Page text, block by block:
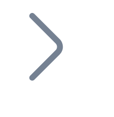
Bitnovo
dans votre entreprise et
écosystème.
distributeurs et